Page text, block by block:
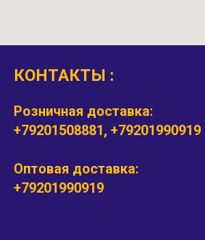
КОНТАКТЫ :
Розничная доставка:
+79201508881, +79201990919
Оптовая доставка:
+79201990919